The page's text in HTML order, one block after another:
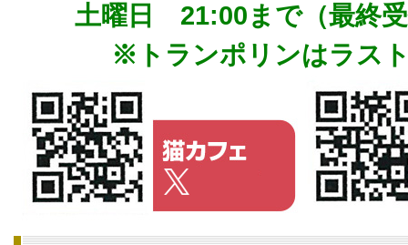
土曜日 21:00まで（最終
※トランポリンはラス